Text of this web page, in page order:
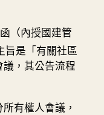
（內授國建管
旨是「有關社區
，其公告流程
有權人會議，